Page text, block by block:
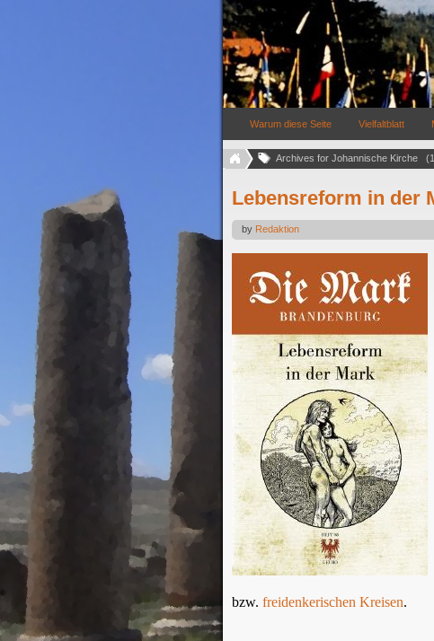
Warum diese Seite Vielfaltblatt
Archives for Johannische Kirche
Lebensreform in der
by Redaktion
bzw. freidenkerischen Kreisen.